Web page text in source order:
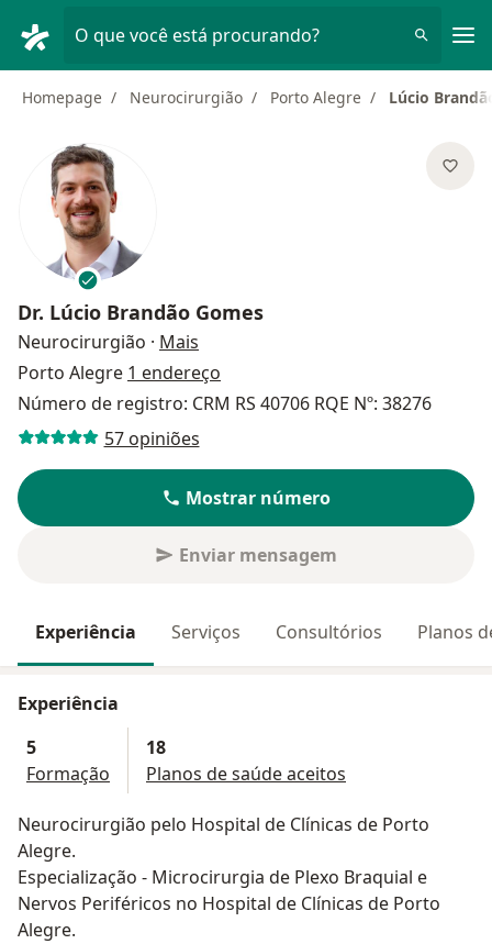
O que você está procurando?
Homepage Neurocirurgião Porto Alegre Lúcio
Dr. Lúcio Brandão Gomes
Neurocirurgião · Mais
Porto Alegre 1 endereço
Número de registro: CRM RS 40706 RQE Nº: 38276
57 opiniões
Mostrar número
Enviar mensagem
Experiência Serviços Consultórios Planos
Experiência
5
Formação
18
Planos de saúde aceitos
Neurocirurgião pelo Hospital de Clínicas de Porto
Alegre.
Especialização - Microcirurgia de Plexo Braquial e
Nervos Periféricos no Hospital de Clínicas de Porto
Alegre.